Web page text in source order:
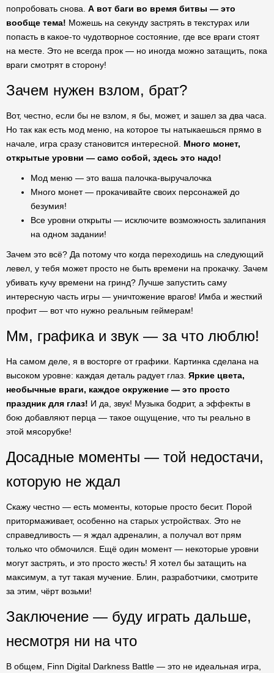
попробовать снова. А вот баги во время битвы — это
вообще тема! Можешь на секунду застрять в текстурах или
попасть в какое-то чудотворное состояние, где все враги стоят
на месте. Это не всегда прок — но иногда можно затащить, пока
враги смотрят в сторону!
Зачем нужен взлом, брат?
Вот, честно, если бы не взлом, я бы, может, и зашел за два часа.
Но так как есть мод меню, на которое ты натыкаешься прямо в
начале, игра сразу становится интересной. Много монет,
открытые уровни — само собой, здесь это надо!
Мод меню — это ваша палочка-выручалочка
Много монет — прокачивайте своих персонажей до
безумия!
Все уровни открыты — исключите возможность залипания
на одном задании!
Зачем это всё? Да потому что когда переходишь на следующий
левел, у тебя может просто не быть времени на прокачку. Зачем
убивать кучу времени на гринд? Лучше запустить саму
интересную часть игры — уничтожение врагов! Имба и жесткий
профит — вот что нужно реальным геймерам!
Мм, графика и звук — за что люблю!
На самом деле, я в восторге от графики. Картинка сделана на
высоком уровне: каждая деталь радует глаз. Яркие цвета,
необычные враги, каждое окружение — это просто
праздник для глаз! И да, звук! Музыка бодрит, а эффекты в
бою добавляют перца — такое ощущение, что ты реально в
этой мясорубке!
Досадные моменты — той недостачи,
которую не ждал
Скажу честно — есть моменты, которые просто бесит. Порой
притормаживает, особенно на старых устройствах. Это не
справедливость — я ждал адреналин, а получал вот прям
только что обмочился. Ещё один момент — некоторые уровни
могут застрять, и это просто жесть! Я хотел бы затащить на
максимум, а тут такая мучение. Блин, разработчики, смотрите
за этим, чёрт возьми!
Заключение — буду играть дальше,
несмотря ни на что
В общем, Finn Digital Darkness Battle — это не идеальная игра,